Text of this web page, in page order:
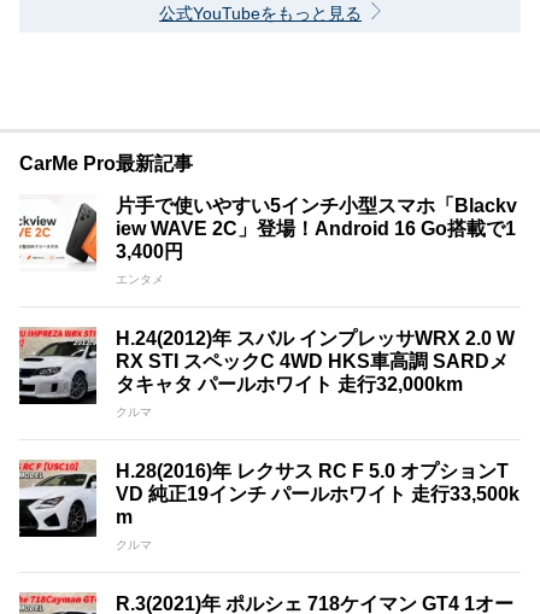
公式YouTubeをもっと見る
CarMe Pro最新記事
片手で使いやすい5インチ小型スマホ「Blackv
iew WAVE 2C」登場！Android 16 Go搭載で1
3,400円
エンタメ
H.24(2012)年 スバル インプレッサWRX 2.0 W
RX STI スペックC 4WD HKS車高調 SARDメ
タキャタ パールホワイト 走行32,000km
クルマ
H.28(2016)年 レクサス RC F 5.0 オプションT
VD 純正19インチ パールホワイト 走行33,500k
m
クルマ
R.3(2021)年 ポルシェ 718ケイマン GT4 1オー